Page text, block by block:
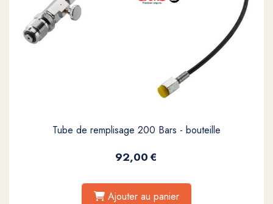
Tube de remplisage 200 Bars - bouteille
92,00€
Ajouter au panier